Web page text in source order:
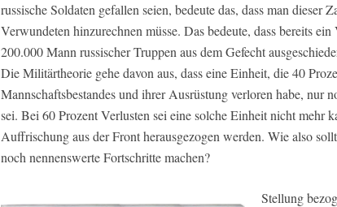
russische Soldaten gefallen seien, bedeute das, dass man dieser
Verwundeten hinzurechnen müsse. Das bedeute, dass bereits
200.000 Mann russischer Truppen aus dem Gefecht
Die Militärtheorie gehe davon aus, dass eine Einheit, die 40
Mannschaftsbestandes und ihrer Ausrüstung verloren habe, nur
sei. Bei 60 Prozent Verlusten sei eine solche Einheit nicht mehr
Auffrischung aus der Front herausgezogen werden. Wie also
noch nennenswerte Fortschritte machen?
Stellung